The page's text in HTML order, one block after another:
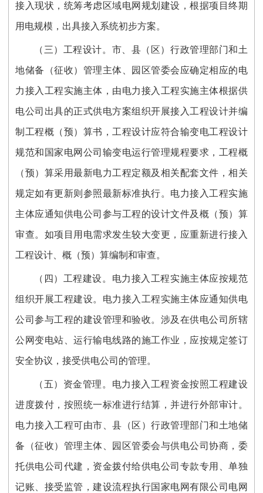
接入现状，统筹考虑区域电网规划建设，根据项目终期
用电规模，出具接入系统初步方案。
（三）工程设计。市、县（区）行政管理部门和土
地储备（征收）管理主体、园区管委会应确定相应的电
力接入工程实施主体，由电力接入工程实施主体根据供
电公司出具的正式供电方案组织开展接入工程设计并编
制工程概（预）算书，工程设计应符合输变电工程设计
规范和国家电网公司输变电运行管理规程要求，工程概
（预）算采用最新电力工程定额及相关配套文件，相关
规定如有更新则参照最新标准执行。电力接入工程实施
主体应通知供电公司参与工程的设计文件及概（预）算
审查。如项目用电需求发生较大变更，应重新进行接入
工程设计、概（预）算编制和审查。
（四）工程建设。电力接入工程实施主体应按规范
组织开展工程建设。电力接入工程实施主体应通知供电
公司参与工程的建设管理和验收。涉及在供电公司所辖
公网变电站、运行输电线路的施工作业，应按规定签订
安全协议，接受供电公司的管理。
（五）资金管理。电力接入工程资金按照工程建设
进度拨付，按照统一标准进行结算，并进行外部审计。
电力接入工程可由市、县（区）行政管理部门和土地储
备（征收）管理主体、园区管委会与供电公司协商，委
托供电公司代建，资金拨付给供电公司专款专用、单独
记账、接受监管，建设流程执行国家电网有限公司电网